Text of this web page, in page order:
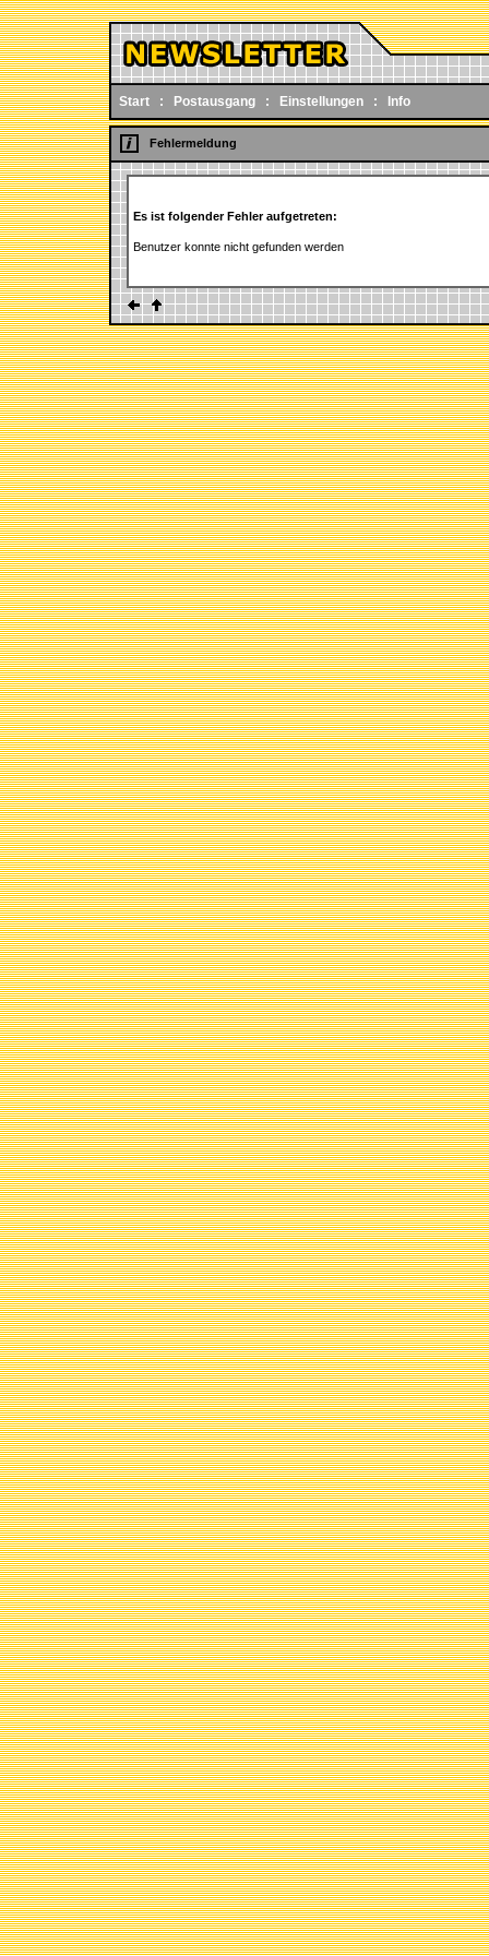
Start : Postausgang : Einstellungen : Info
Fehlermeldung
Es ist folgender Fehler aufgetreten:
Benutzer konnte nicht gefunden werden